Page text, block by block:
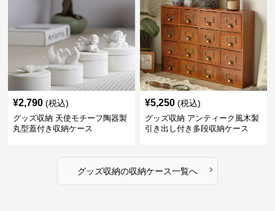
¥2,790 (税込)
グッズ収納 天使モチーフ陶器製
丸型蓋付き収納ケース
¥5,250 (税込)
グッズ収納 アンティーク風木製
引き出し付き多段収納ケース
グッズ収納の収納ケース一覧へ ›